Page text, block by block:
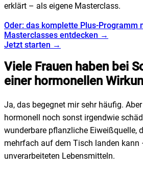
erklärt – als eigene Masterclass.
Oder: das komplette Plus-Programm
Masterclasses entdecken →
Jetzt starten →
Viele Frauen haben bei
einer hormonellen
Ja, das begegnet mir sehr häufig.
hormonell noch sonst irgendwie
wunderbare pflanzliche Eiweißquelle,
mehrfach auf dem Tisch landen kann
unverarbeiteten Lebensmitteln.